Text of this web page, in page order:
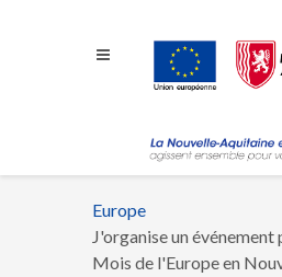
Fil
d'Ariane
Europe
J'organise un événement
Mois de l'Europe en